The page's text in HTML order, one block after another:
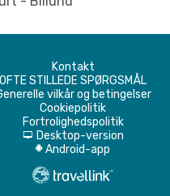
Kontakt
OFTE STILLEDE SPØRGSMÅL
vilkår og betingelser
Cookiepolitik
Fortrolighedspolitik
d Desktop-version
A Android-app